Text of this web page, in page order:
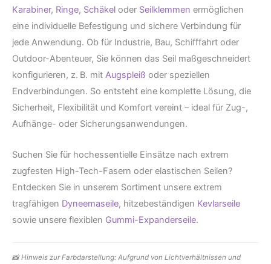
Karabiner, Ringe, Schäkel oder Seilklemmen ermöglichen
eine individuelle Befestigung und sichere Verbindung für
jede Anwendung. Ob für Industrie, Bau, Schifffahrt oder
Outdoor-Abenteuer, Sie können das Seil maßgeschneidert
konfigurieren, z. B. mit Augspleiß oder speziellen
Endverbindungen. So entsteht eine komplette Lösung, die
Sicherheit, Flexibilität und Komfort vereint – ideal für Zug-,
Aufhänge- oder Sicherungsanwendungen.
Suchen Sie für hochessentielle Einsätze nach extrem
zugfesten High-Tech-Fasern oder elastischen Seilen?
Entdecken Sie in unserem Sortiment unsere extrem
tragfähigen Dyneemaseile, hitzebeständigen Kevlarseile
sowie unsere flexiblen Gummi-Expanderseile.
📸 Hinweis zur Farbdarstellung: Aufgrund von Lichtverhältnissen und